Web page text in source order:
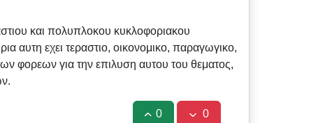
και πολυπλοκου κυκλοφοριακου
αυτη εχει τεραστιο, οικονομικο, παραγωγικο,
φορεων για την επιλυση αυτου του θεματος,
0 0